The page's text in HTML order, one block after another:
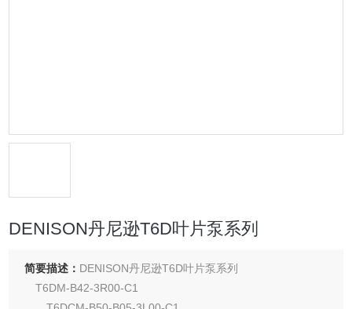
DENISON丹尼逊T6D叶片泵系列
简要描述： DENISON丹尼逊T6D叶片泵系列
T6DM-B42-3R00-C1